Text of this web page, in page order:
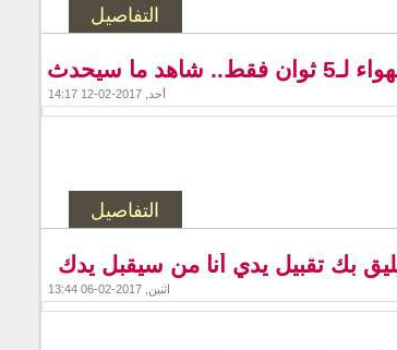
التفاصيل
ما سيحدث
أحد, 2017-02-12 14:17
التفاصيل
بك تقبيل يدي أنا من سيقبل يدك
اثنين, 2017-02-06 13:44